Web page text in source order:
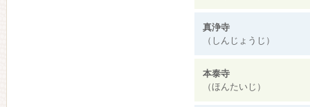
真浄寺
（しんじょうじ）
本泰寺
（ほんたいじ）